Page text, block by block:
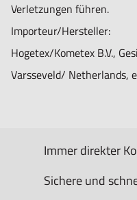
Verletzungen führen.
Importeur/Hersteller:
Hogetex/Kometex B.V.,
Varsseveld/ Netherlands,
Immer direkter
Sichere und